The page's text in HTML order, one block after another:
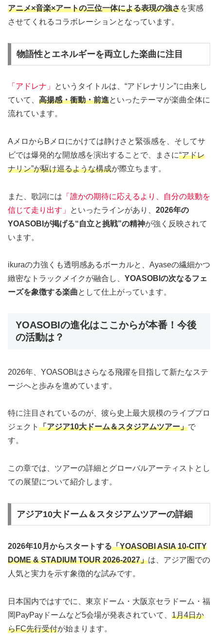
アニメ×音楽×アートの三位一体による表現の強さを実感
させてくれるコラボレーションとなっています。
物語性とエネルギーを両立した楽曲に注目
「アドレナ」
というタイトルは、“アドレナリン”に由来し
ていて、 高揚感・衝動・前進といったテーマが楽曲全体に
流れています。
AメロからBメロにかけては静けさと緊張感を、そしてサ
ビでは爆発的な開放感を演出することで、まさに“アドレ
ナリン”が駆け巡るような構成が際立ちます。
また、歌詞には 「誰かの期待に応えるより、自分の鼓動を
信じて走り出す」
といったラインがあり、 2026年の
YOASOBIが掲げる“自立と挑戦”の精神が強く反映されて
います。
ikuraの力強くも透明感あるボーカルと、Ayaseの繊細かつ
緻密なトラックメイクが融合し、 YOASOBIの次なるフェ
ーズを象徴する楽曲として仕上がっています。
YOASOBIの進化はここからが本番！今後
の活動は？
2026年、YOASOBIはさらなる飛躍を目指して新たなステ
ージへと歩みを進めています。
特に注目されているのが、彼ら史上最大規模のライブプロ
ジェクト 「アジア10大ドーム＆スタジアムツアー」で
す。
この章では、ツアーの詳細とグローバルアーティストとし
ての展望について紹介します。
アジア10大ドーム＆スタジアムツアーの詳細
2026年10月からスタートする「YOASOBI ASIA 10-CITY
DOME & STADIUM TOUR 2026-2027」は、アジア圏での
人気と実力を示す象徴的な試みです。
日本国内ではすでに、東京ドーム・大阪京セラドーム・福
岡PayPayドームなど5会場が発表されていて、 1月4日か
らFC先行受付が始まります。